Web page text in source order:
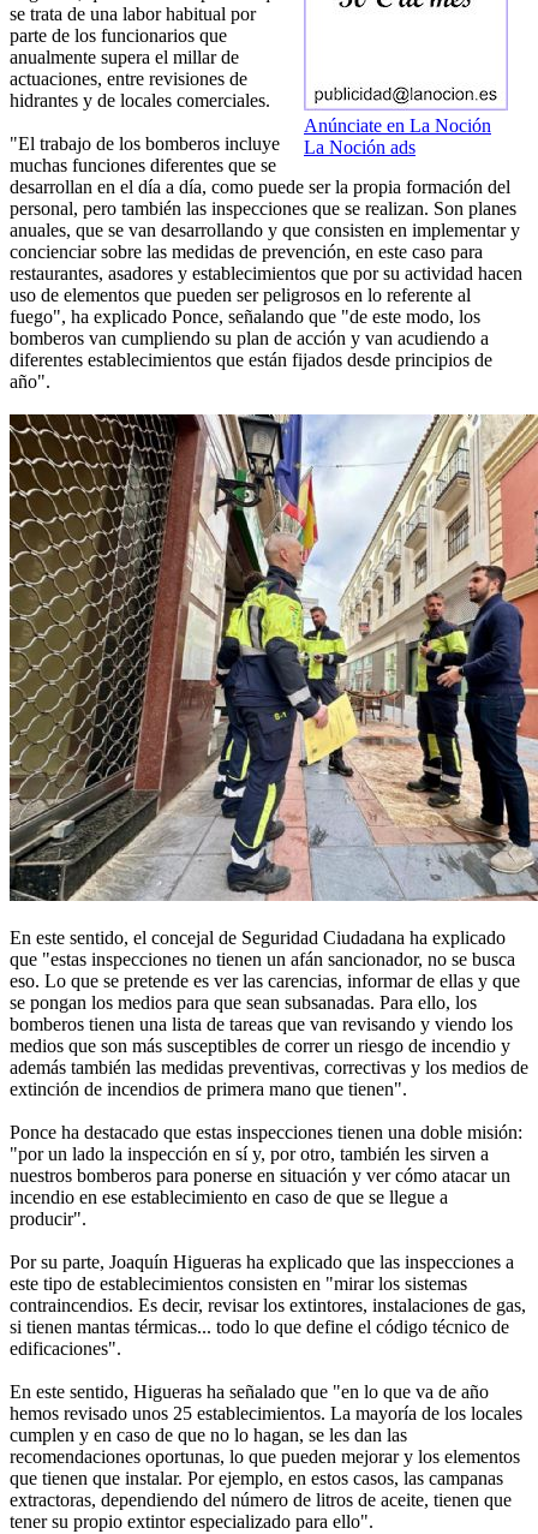
Anúnciate en La Noción
La Noción ads
se trata de una labor habitual por
parte de los funcionarios que
anualmente supera el millar de
actuaciones, entre revisiones de
hidrantes y de locales comerciales.
"El trabajo de los bomberos incluye
muchas funciones diferentes que se
desarrollan en el día a día, como puede ser la propia formación del
personal, pero también las inspecciones que se realizan. Son planes
anuales, que se van desarrollando y que consisten en implementar y
concienciar sobre las medidas de prevención, en este caso para
restaurantes, asadores y establecimientos que por su actividad hacen
uso de elementos que pueden ser peligrosos en lo referente al
fuego", ha explicado Ponce, señalando que "de este modo, los
bomberos van cumpliendo su plan de acción y van acudiendo a
diferentes establecimientos que están fijados desde principios de
año".
En este sentido, el concejal de Seguridad Ciudadana ha explicado
que "estas inspecciones no tienen un afán sancionador, no se busca
eso. Lo que se pretende es ver las carencias, informar de ellas y que
se pongan los medios para que sean subsanadas. Para ello, los
bomberos tienen una lista de tareas que van revisando y viendo los
medios que son más susceptibles de correr un riesgo de incendio y
además también las medidas preventivas, correctivas y los medios de
extinción de incendios de primera mano que tienen".
Ponce ha destacado que estas inspecciones tienen una doble misión:
"por un lado la inspección en sí y, por otro, también les sirven a
nuestros bomberos para ponerse en situación y ver cómo atacar un
incendio en ese establecimiento en caso de que se llegue a
producir".
Por su parte, Joaquín Higueras ha explicado que las inspecciones a
este tipo de establecimientos consisten en "mirar los sistemas
contraincendios. Es decir, revisar los extintores, instalaciones de gas,
si tienen mantas térmicas... todo lo que define el código técnico de
edificaciones".
En este sentido, Higueras ha señalado que "en lo que va de año
hemos revisado unos 25 establecimientos. La mayoría de los locales
cumplen y en caso de que no lo hagan, se les dan las
recomendaciones oportunas, lo que pueden mejorar y los elementos
que tienen que instalar. Por ejemplo, en estos casos, las campanas
extractoras, dependiendo del número de litros de aceite, tienen que
tener su propio extintor especializado para ello".